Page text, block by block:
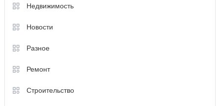
Недвижимость
Новости
Разное
Ремонт
Строительство